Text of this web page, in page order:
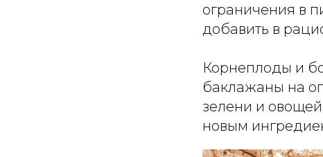
ограничения в
добавить в
Корнеплоды и
баклажаны на
зелени и
новым